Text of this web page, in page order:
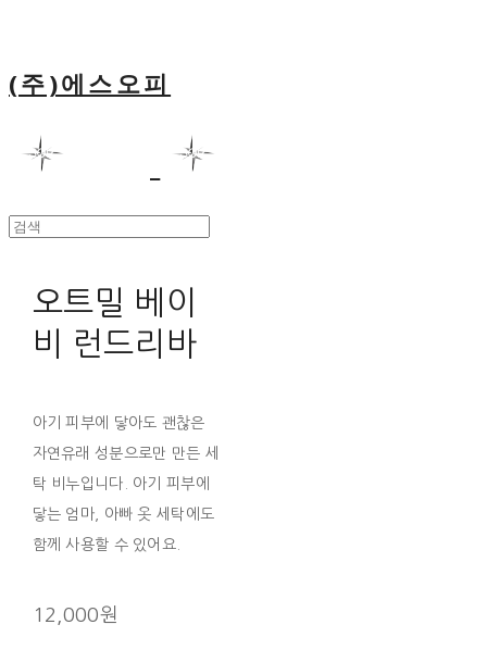
(주)에스오피
오트밀 베이
비 런드리바
아기 피부에 닿아도 괜찮은
자연유래 성분으로만 만든 세
탁 비누입니다. 아기 피부에
닿는 엄마, 아빠 옷 세탁에도
함께 사용할 수 있어요.
12,000원